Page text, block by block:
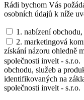
Rádi bychom Vás
osobních údajů k níže
1. nabízení
2. marketingová
získání názoru ohledně
společnosti invelt - s.r.o.
obchodu, služeb a
identifikovaných na
společnosti invelt - s.r.o.